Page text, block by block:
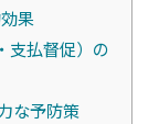
果
支払督促）の
な予防策